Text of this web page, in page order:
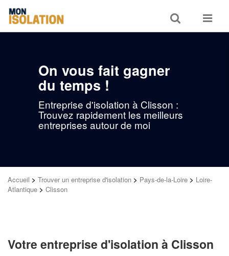
Toggle
search
Toggle
On vous fait gagner
du temps !
Entreprise d'isolation à Clisson :
Trouvez rapidement les meilleurs
entreprises autour de moi
Accueil > Trouver un entreprise d'isolation > Pays-de-la-Loire > Loire-
Atlantique > Clisson
Votre entreprise d'isolation à Clisson